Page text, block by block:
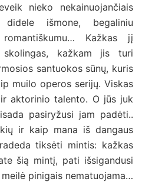
nieko nekainuojančiais
išmone, begaliniu
Kažkas jį
kažkam jis turi
santuokos sūnų, kuris
muilo operos serijų. Viskas
aktorinio talento. O jūs juk
pasiryžusi jam padėti..
ir kaip mana iš dangaus
tiksėti mintis: kažkas
šią mintį, pati išsigandusi
pinigais nematuojama…